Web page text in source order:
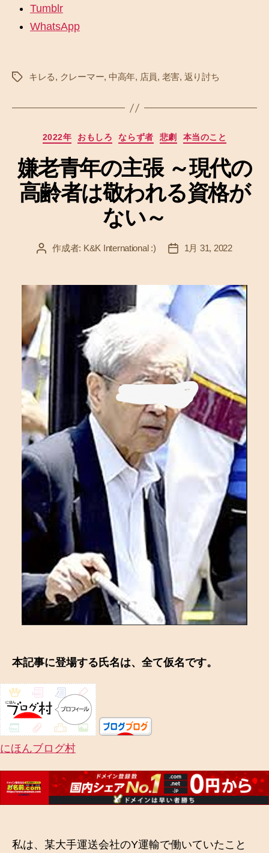
Tumblr
WhatsApp
タ
キレる, クレーマー, 中高年, 店員, 老害, 返り討ち
カ
ゴ
リ
ー
2022年 おもしろ ならず者 悲劇 本当のこと
嫌老青年の主張 ～現代の
高齢者は敬われる資格が
ない～
投 作成者: K&K International :)
投
1月 31, 2022
本記事に登場する氏名は、全て仮名です。
にほんブログ村
私は、某大手運送会社のY運輸で働いていたこと